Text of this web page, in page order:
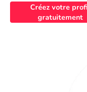
Créez votre
gratuitement